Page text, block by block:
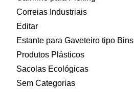
Correias Industriais
Editar
Estante para Gaveteiro tipo Bins
Produtos Plásticos
Sacolas Ecológicas
Sem Categorias